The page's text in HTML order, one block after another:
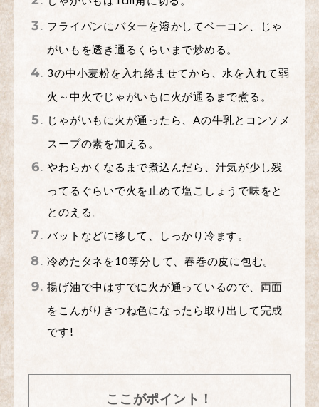
フライパンにバターを溶かしてベーコン、じゃ
がいもを透き通るくらいまで炒める。
3の中小麦粉を入れ絡ませてから、水を入れて弱
火～中火でじゃがいもに火が通るまで煮る。
じゃがいもに火が通ったら、Aの牛乳とコンソメ
スープの素を加える。
やわらかくなるまで煮込んだら、汁気が少し残
ってるぐらいで火を止めて塩こしょうで味をと
とのえる。
バットなどに移して、しっかり冷ます。
冷めたタネを10等分して、春巻の皮に包む。
揚げ油で中はすでに火が通っているので、両面
をこんがりきつね色になったら取り出して完成
です!
ここがポイント！